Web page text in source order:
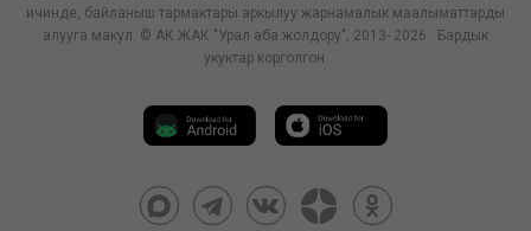
ичинде, байланыш тармактары аркылуу жарнамалык маалыматтарды
алууга макул. © АК ЖАК "Урал аба жолдору", 2013- 2026 . Бардык
укуктар корголгон.